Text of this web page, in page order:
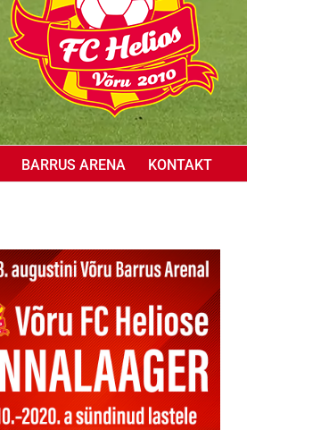
BARRUS ARENA KONTAKT